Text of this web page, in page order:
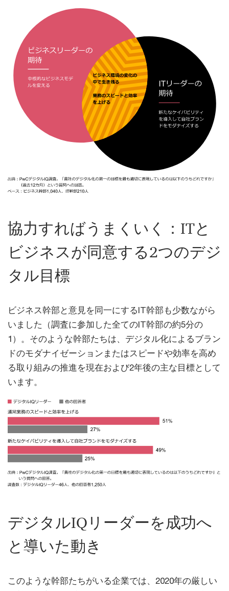
協力すればうまくいく：ITと
ビジネスが同意する2つのデジ
タル目標
ビジネス幹部と意見を同一にするIT幹部も少数ながら
いました（調査に参加した全てのIT幹部の約5分の
1）。そのような幹部たちは、デジタル化によるブラン
ドのモダナイゼーションまたはスピードや効率を高め
る取り組みの推進を現在および2年後の主な目標として
います。
デジタルIQリーダーを成功へ
と導いた動き
このような幹部たちがいる企業では、2020年の厳しい